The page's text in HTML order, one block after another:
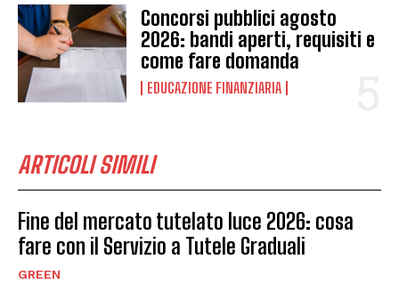
Concorsi pubblici agosto
2026: bandi aperti, requisiti e
come fare domanda
EDUCAZIONE FINANZIARIA
ARTICOLI SIMILI
Fine del mercato tutelato luce 2026: cosa
fare con il Servizio a Tutele Graduali
GREEN